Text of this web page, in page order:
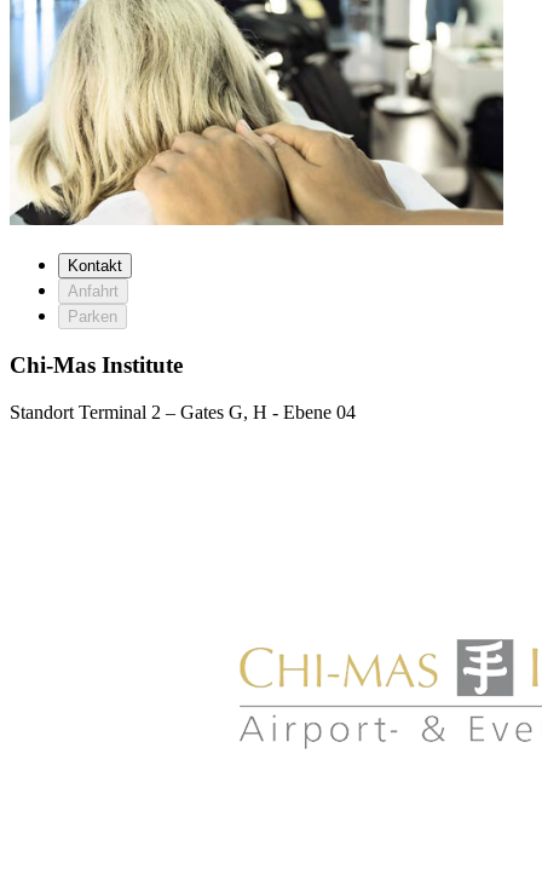
Kontakt
Anfahrt
Parken
Chi-Mas Institute
Standort Terminal 2 – Gates G, H - Ebene 04